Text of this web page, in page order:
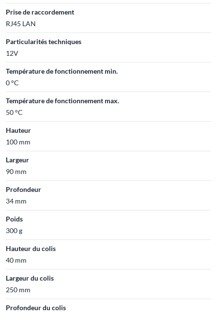
Prise de raccordement
RJ45 LAN
Particularités techniques
12V
Température de fonctionnement min.
0 °C
Température de fonctionnement max.
50 °C
Hauteur
100 mm
Largeur
90 mm
Profondeur
34 mm
Poids
300 g
Hauteur du colis
40 mm
Largeur du colis
250 mm
Profondeur du colis